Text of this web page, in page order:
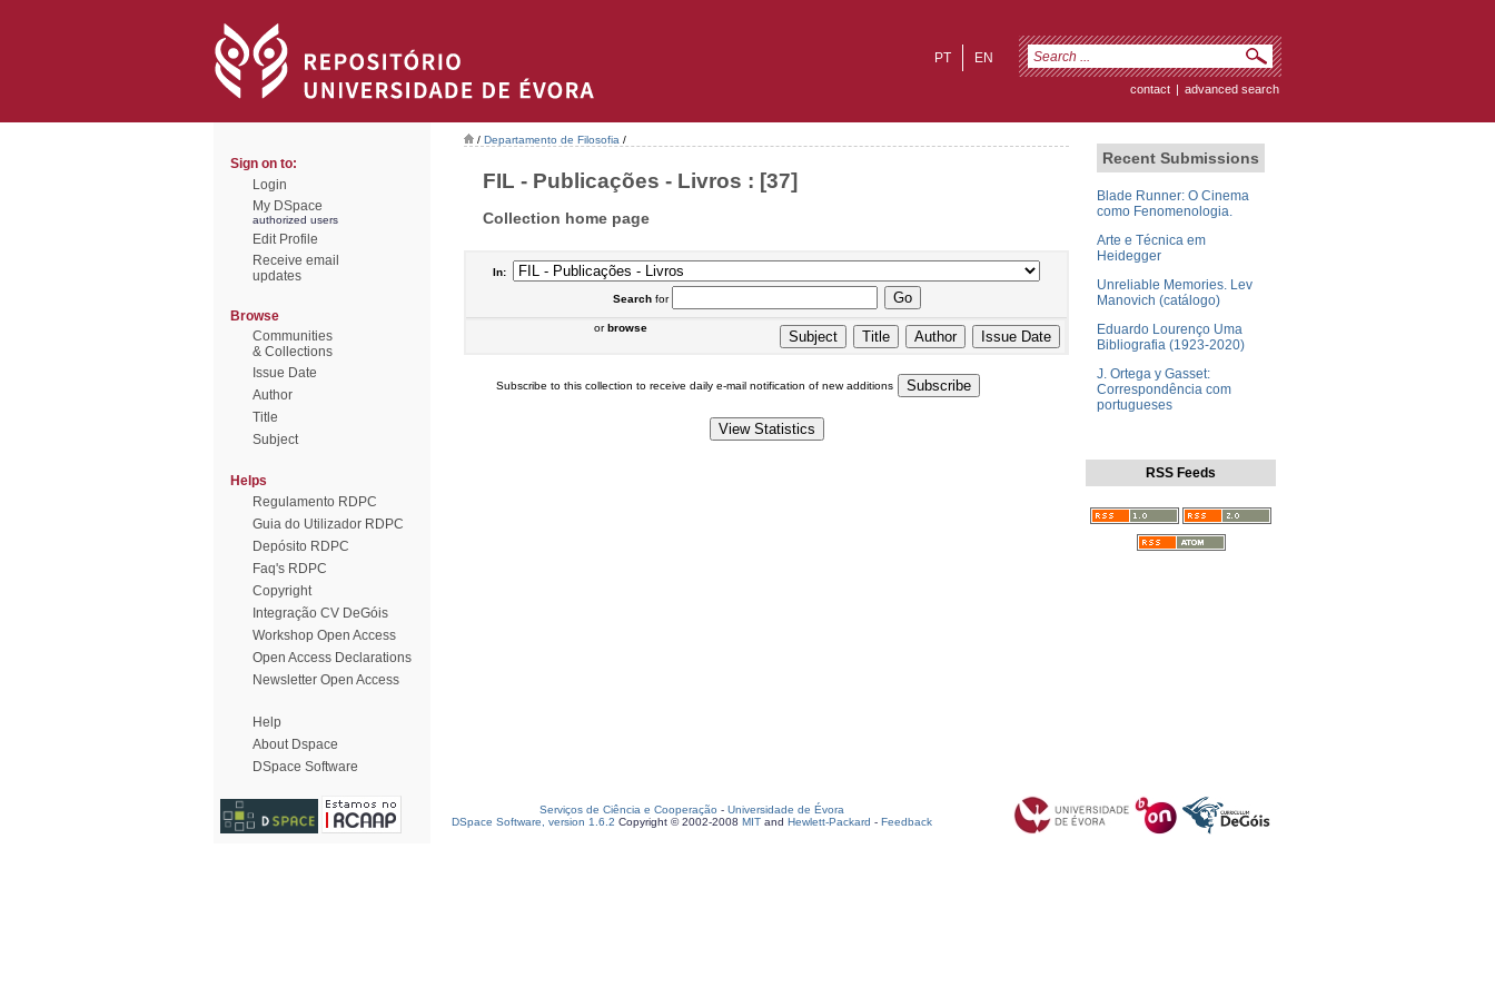
EN
PT
contact | advanced search
Sign on to:
Login
My DSpace
authorized users
Edit Profile
Receive email
updates
Browse
Communities
& Collections
Issue Date
Author
Title
Subject
Helps
Regulamento RDPC
Guia do Utilizador RDPC
Depósito RDPC
Faq's RDPC
Copyright
Integração CV DeGóis
Workshop Open Access
Open Access Declarations
Newsletter Open Access
Help
About Dspace
DSpace Software
/ Departamento de Filosofia /
FIL - Publicações - Livros : [37]
Collection home page
In:
Searchfor
orbrowse
Subscribe to this collection to receive daily e-mail notification of new additions
Recent Submissions
Blade Runner: O Cinema
como Fenomenologia.
Arte e Técnica em
Heidegger
Unreliable Memories. Lev
Manovich (catálogo)
Eduardo Lourenço Uma
Bibliografia (1923-2020)
J. Ortega y Gasset:
Correspondência com
portugueses
RSS Feeds
Serviços de Ciência e Cooperação - Universidade de Évora
DSpace Software, version 1.6.2 Copyright © 2002-2008 MIT and Hewlett-Packard - Feedback